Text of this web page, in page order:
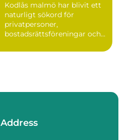
Kodlås malmö har blivit ett
naturligt sökord för
privatpersoner,
bostadsrättsföreningar och
Address